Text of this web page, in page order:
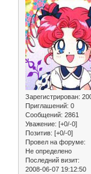
Зарегистрирован:
Приглашений: 0
Сообщений: 2861
Уважение: [+0/-0]
Позитив: [+0/-0]
Провел на форуме:
Не определено
Последний визит:
2008-06-07 19:12:50